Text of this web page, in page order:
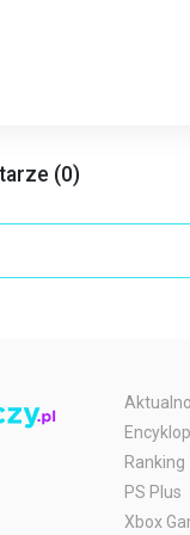
(0)
Ranking
PS Plus
Xbox